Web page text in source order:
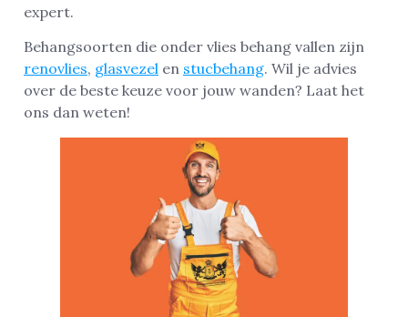
expert.
Behangsoorten die onder vlies behang vallen zijn
renovlies, glasvezel en stucbehang. Wil je advies
over de beste keuze voor jouw wanden? Laat het
ons dan weten!